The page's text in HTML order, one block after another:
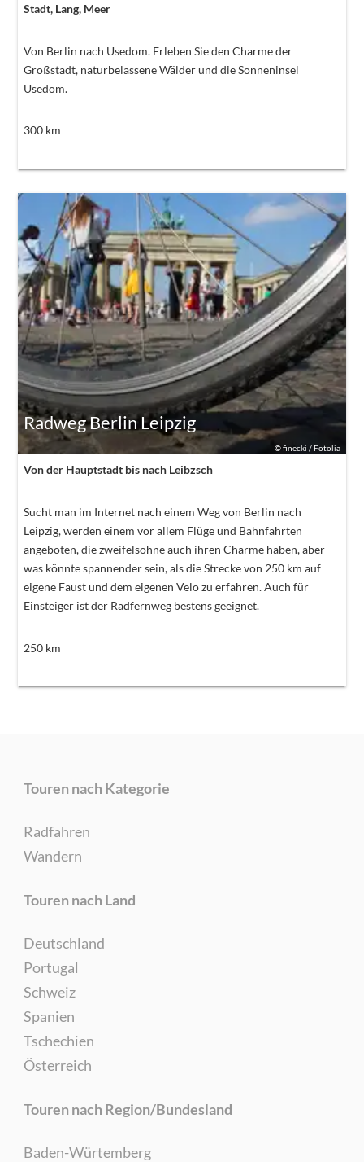
Stadt, Lang, Meer
Von Berlin nach Usedom. Erleben Sie den Charme der
Großstadt, naturbelassene Wälder und die Sonneninsel
Usedom.
300km
©finecki / Fotolia
Radweg Berlin Leipzig
Von der Hauptstadt bis nach Leibzsch
Sucht man im Internet nach einem Weg von Berlin nach
Leipzig, werden einem vor allem Flüge und Bahnfahrten
angeboten, die zweifelsohne auch ihren Charme haben, aber
was könnte spannender sein, als die Strecke von 250 km auf
eigene Faust und dem eigenen Velo zu erfahren. Auch für
Einsteiger ist der Radfernweg bestens geeignet.
250km
Touren nach Kategorie
Radfahren
Wandern
Touren nach Land
Deutschland
Portugal
Schweiz
Spanien
Tschechien
Österreich
Touren nach Region/Bundesland
Baden-Würtemberg